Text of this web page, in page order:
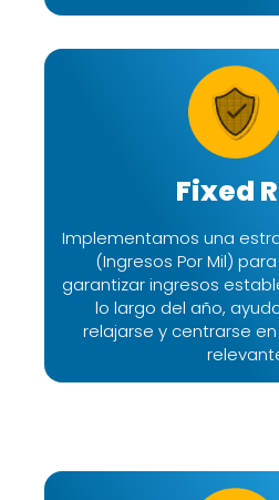
Fixed
Implementamos una
(Ingresos Por Mil)
garantizar ingresos
lo largo del año,
relajarse y centrarse